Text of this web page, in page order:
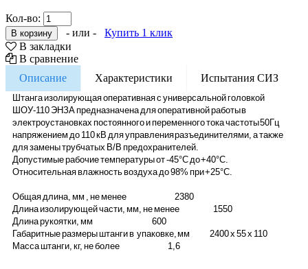
Кол-во:
- или -
Купить 1 клик
В закладки
В сравнение
Описание
Характеристики Испытания СИЗ
Штанга изолирующая оперативная с универсальной головкой
ШОУ-110 ЭНЗА предназначена для оперативной работы в
электроустановках постоянного и переменного тока частоты 50Гц
напряжением до 110 кВ для управления разъединителями, а также
для замены трубчатых В/В предохранителей.
Допустимые рабочие температуры от -45°С до +40°С.
Относительная влажность воздуха до 98% при +25°С.
Общая длина, мм , не менее 2380
Длина изолирующей части, мм, не менее 1550
Длина рукоятки, мм 600
Габаритные размеры штанги в упаковке, мм 2400 x 55 x 110
Масса штанги, кг, не более 1,6